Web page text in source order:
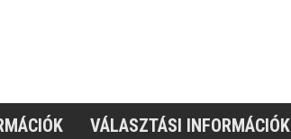
VÁLASZTÁSI INFORMÁCIÓK